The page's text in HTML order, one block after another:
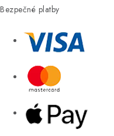
Bezpečné platby